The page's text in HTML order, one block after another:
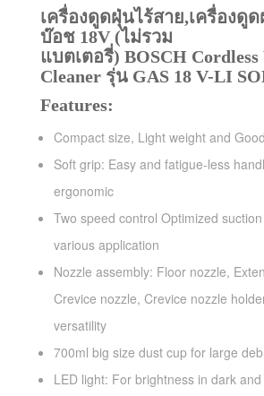
เครื่องดูดฝุ่นไร้สาย,เครื่องดู
บ๊อช 18V (ไม่รวม
แบตเตอรี่) BOSCH Cordless
Cleaner รุ่น GAS 18 V-LI
Features:
Compact size, Light weight and
Soft grip: Easy and fatigue-less
ergonomic
Two speed control Optimized
various application
Nozzle assembly: Floor nozzle,
Crevice nozzle, Crevice nozzle
versatility
700ml big size dust cup for large
LED light: For brightness in dark